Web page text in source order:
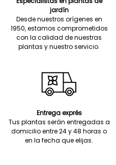
jardín
Desde nuestros orígenes en
1950, estamos comprometidos
con la calidad de nuestras
plantas y nuestro servicio.
Entrega exprés
Tus plantas serán entregadas a
domicilio entre 24 y 48 horas o
en la fecha que elijas.